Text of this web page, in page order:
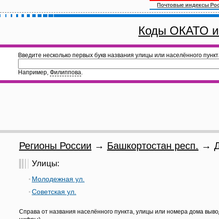
Почтовые индексы
Коды ОКАТО
Введите несколько первых букв названия улицы или населённого
Например, Филиппова.
Регионы России → Башкортостан респ. →
Улицы:
Молодежная ул.
Советская ул.
Справа от названия населённого пункта, улицы или номера дома